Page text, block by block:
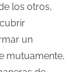
los otros,
un
mutuamente,